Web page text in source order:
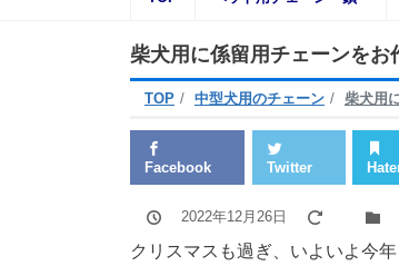
柴犬用に係留用チェーンをお
TOP 中型犬用のチェーン 柴犬用
Facebook Twitter
2022年12月26日
クリスマスも過ぎ、いよいよ今